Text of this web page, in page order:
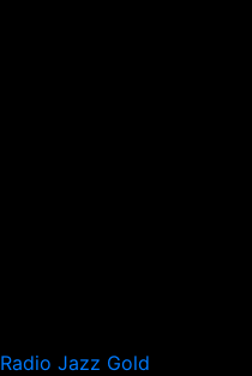
Radio Jazz Gold